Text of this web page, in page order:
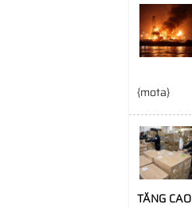
{mota}
TĂNG CAO